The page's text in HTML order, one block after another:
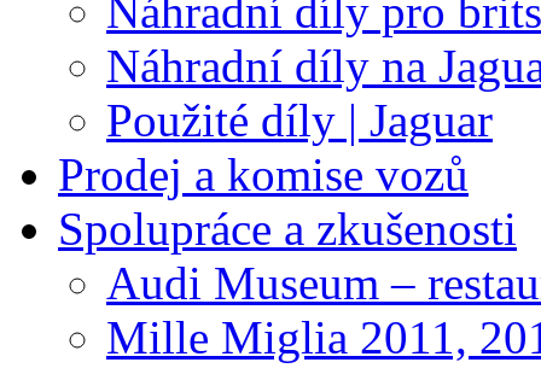
Náhradní díly pro
Náhradní díly na
Použité díly | Jaguar
Prodej a komise vozů
Spolupráce a zkušenosti
Audi Museum –
Mille Miglia 2011,